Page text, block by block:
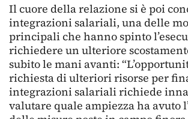
Il cuore della relazione si è poi
integrazioni salariali, una delle
principali che hanno spinto
richiedere un ulteriore
subito le mani avanti:
richiesta di ulteriori risorse per
integrazioni salariali richiede
valutare quale ampiezza ha avuto